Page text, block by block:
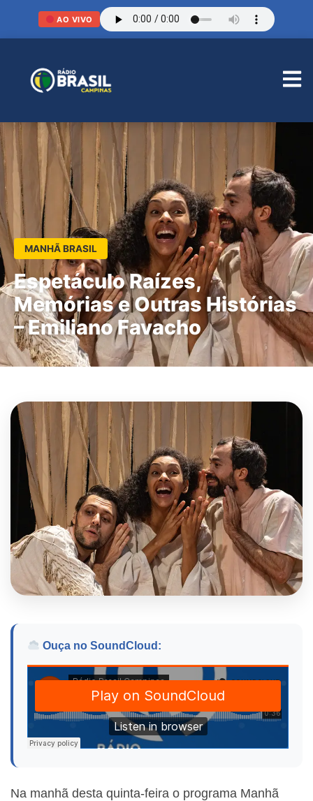
AO VIVO
MANHÃ BRASIL
Espetáculo Raízes,
Memórias e Outras Histórias
– Emiliano Favacho
Ouça no SoundCloud:
Na manhã desta quinta-feira o programa Manhã